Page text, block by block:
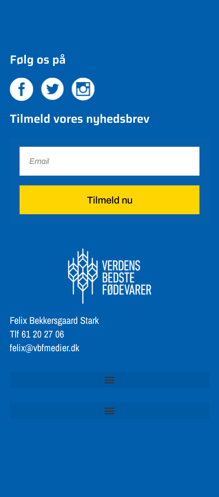
Følg os på
Tilmeld vores nyhedsbrev
Tilmeld nu
Felix Bekkersgaard Stark
Tlf 61 20 27 06
felix@vbfmedier.dk